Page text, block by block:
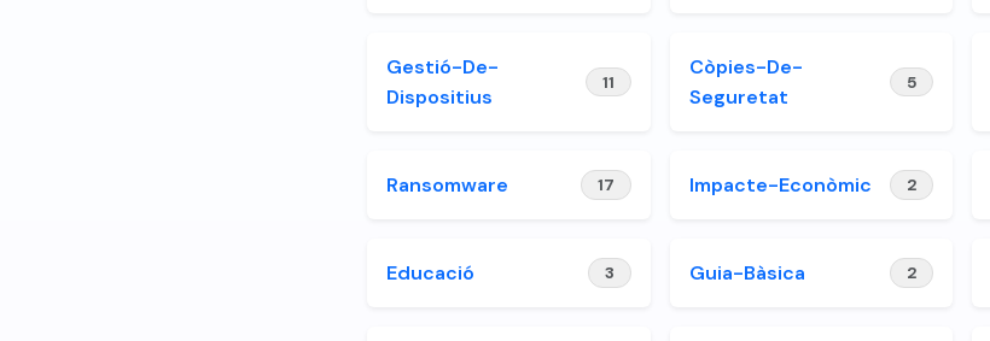
Gestió-De-
Dispositius
11
Còpies-De-
Seguretat
5
Ransomware 17 Impacte-Econòmic 2
Educació 3 Guia-Bàsica 2